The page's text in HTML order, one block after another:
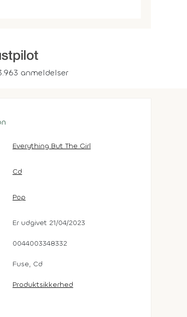
anmeldelser
Everything But The Girl
Cd
Pop
Er udgivet 21/04/2023
0044003348332
Fuse, Cd
Produktsikkerhed